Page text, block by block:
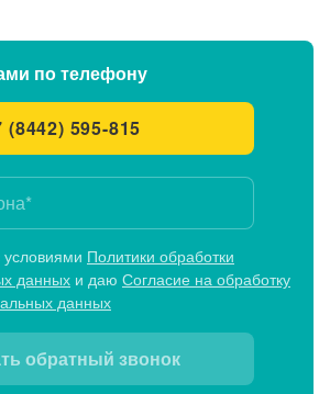
по телефону
(8442) 595-815
условиями Политики обработки
данных и даю Согласие на обработку
данных
обратный звонок